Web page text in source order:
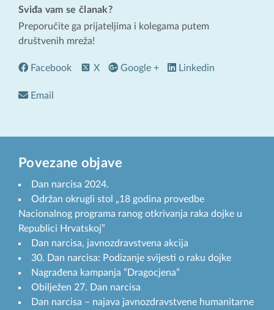
Sviđa vam se članak?
Preporučite ga prijateljima i kolegama putem
društvenih mreža!
Facebook X Google + Linkedin
Email
Povezane objave
Dan narcisa 2024.
Održan okrugli stol „18 godina provedbe
Nacionalnog programa ranog otkrivanja raka dojke u
Republici Hrvatskoj”
Dan narcisa, javnozdravstvena akcija
30. Dan narcisa: Podizanje svijesti o raku dojke
Nagrađena kampanja ”Dragocjena”
Obilježen 27. Dan narcisa
Dan narcisa – najava javnozdravstvene humanitarne